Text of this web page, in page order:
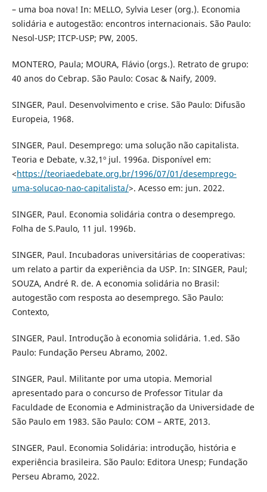
– uma boa nova! In: MELLO, Sylvia Leser (org.). Economia
solidária e autogestão: encontros internacionais. São Paulo:
Nesol-USP; ITCP-USP; PW, 2005.
MONTERO, Paula; MOURA, Flávio (orgs.). Retrato de grupo:
40 anos do Cebrap. São Paulo: Cosac & Naify, 2009.
SINGER, Paul. Desenvolvimento e crise. São Paulo: Difusão
Europeia, 1968.
SINGER, Paul. Desemprego: uma solução não capitalista.
Teoria e Debate, v.32,1º jul. 1996a. Disponível em:
<https://teoriaedebate.org.br/1996/07/01/desemprego-
uma-solucao-nao-capitalista/>. Acesso em: jun. 2022.
SINGER, Paul. Economia solidária contra o desemprego.
Folha de S.Paulo, 11 jul. 1996b.
SINGER, Paul. Incubadoras universitárias de cooperativas:
um relato a partir da experiência da USP. In: SINGER, Paul;
SOUZA, André R. de. A economia solidária no Brasil:
autogestão com resposta ao desemprego. São Paulo:
Contexto,
SINGER, Paul. Introdução à economia solidária. 1.ed. São
Paulo: Fundação Perseu Abramo, 2002.
SINGER, Paul. Militante por uma utopia. Memorial
apresentado para o concurso de Professor Titular da
Faculdade de Economia e Administração da Universidade de
São Paulo em 1983. São Paulo: COM – ARTE, 2013.
SINGER, Paul. Economia Solidária: introdução, história e
experiência brasileira. São Paulo: Editora Unesp; Fundação
Perseu Abramo, 2022.